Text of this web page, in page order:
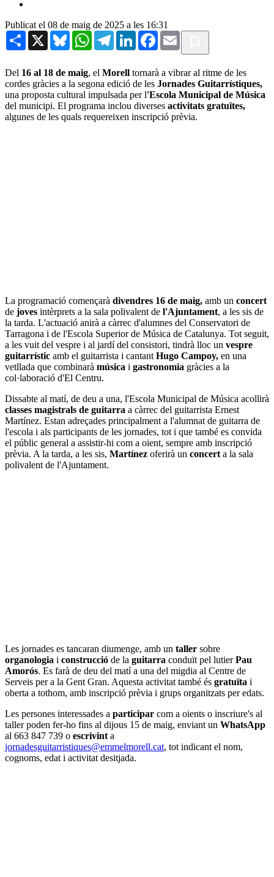
Publicat el 08 de maig de 2025 a les 16:31
Share X BlueskyWhatsAppTelegramLinkedInFacebook
Email
Del 16 al 18 de maig, el Morell tornarà a vibrar al ritme de les
cordes gràcies a la segona edició de les Jornades Guitarrístiques,
una proposta cultural impulsada per l'Escola Municipal de Música
del municipi. El programa inclou diverses activitats gratuïtes,
algunes de les quals requereixen inscripció prèvia.
La programació començarà divendres 16 de maig, amb un concert
de joves intèrprets a la sala polivalent de l'Ajuntament, a les sis de
la tarda. L'actuació anirà a càrrec d'alumnes del Conservatori de
Tarragona i de l'Escola Superior de Música de Catalunya. Tot seguit,
a les vuit del vespre i al jardí del consistori, tindrà lloc un vespre
guitarrístic amb el guitarrista i cantant Hugo Campoy, en una
vetllada que combinarà música i gastronomia gràcies a la
col·laboració d'El Centru.
Dissabte al matí, de deu a una, l'Escola Municipal de Música acollirà
classes magistrals de guitarra a càrrec del guitarrista Ernest
Martínez. Estan adreçades principalment a l'alumnat de guitarra de
l'escola i als participants de les jornades, tot i que també es convida
el públic general a assistir-hi com a oient, sempre amb inscripció
prèvia. A la tarda, a les sis, Martínez oferirà un concert a la sala
polivalent de l'Ajuntament.
Les jornades es tancaran diumenge, amb un taller sobre
organologia i construcció de la guitarra conduït pel lutierPau
Amorós. Es farà de deu del matí a una del migdia al Centre de
Serveis per a la Gent Gran. Aquesta activitat també és gratuïta i
oberta a tothom, amb inscripció prèvia i grups organitzats per edats.
Les persones interessades a participar com a oients o inscriure's al
taller poden fer-ho fins al dijous 15 de maig, enviant un WhatsApp
al 663 847 739 o escrivint a
jornadesguitarristiques@emmelmorell.cat, tot indicant el nom,
cognoms, edat i activitat desitjada.